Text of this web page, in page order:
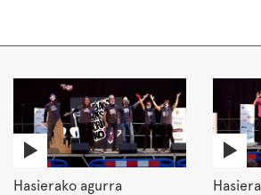
Hasierako agurra